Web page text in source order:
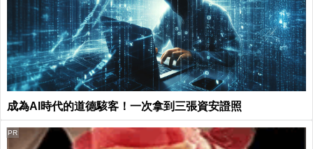
成為AI時代的道德駭客！一次拿到三張資安證照
PR